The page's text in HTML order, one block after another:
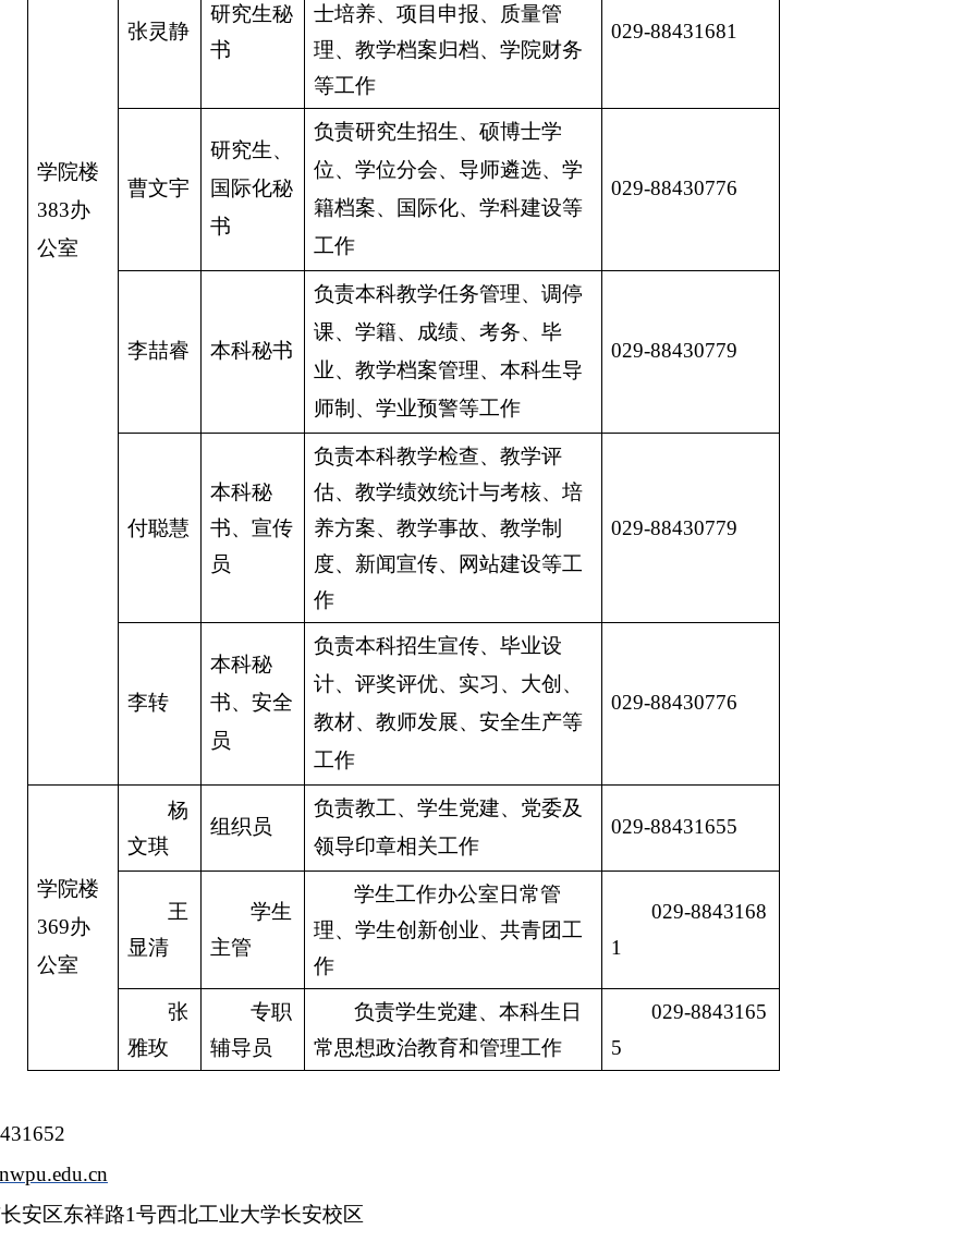
学院楼
383办
公室
张灵静
研究生秘
书
士培养、项目申报、质量管
理、教学档案归档、学院财务
等工作
029-88431681
曹文宇
研究生、
国际化秘
书
负责研究生招生、硕博士学
位、学位分会、导师遴选、学
籍档案、国际化、学科建设等
工作
029-88430776
李喆睿 本科秘书
负责本科教学任务管理、调停
课、学籍、成绩、考务、毕
业、教学档案管理、本科生导
师制、学业预警等工作
029-88430779
付聪慧
本科秘
书、宣传
员
负责本科教学检查、教学评
估、教学绩效统计与考核、培
养方案、教学事故、教学制
度、新闻宣传、网站建设等工
作
029-88430779
李转
本科秘
书、安全
员
负责本科招生宣传、毕业设
计、评奖评优、实习、大创、
教材、教师发展、安全生产等
工作
029-88430776
学院楼
369办
公室
杨
文琪
组织员
负责教工、学生党建、党委及
领导印章相关工作
029-88431655
王
显清
学生
主管
学生工作办公室日常管
理、学生创新创业、共青团工
作
029-8843168
1
张
雅玫
专职
辅导员
负责学生党建、本科生日
常思想政治教育和管理工作
029-8843165
5
安区东祥路1号西北工业大学长安校区